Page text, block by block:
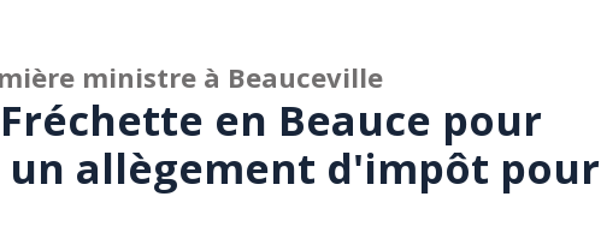
ministre à Beauceville
en Beauce pour
allègement d'impôt pour